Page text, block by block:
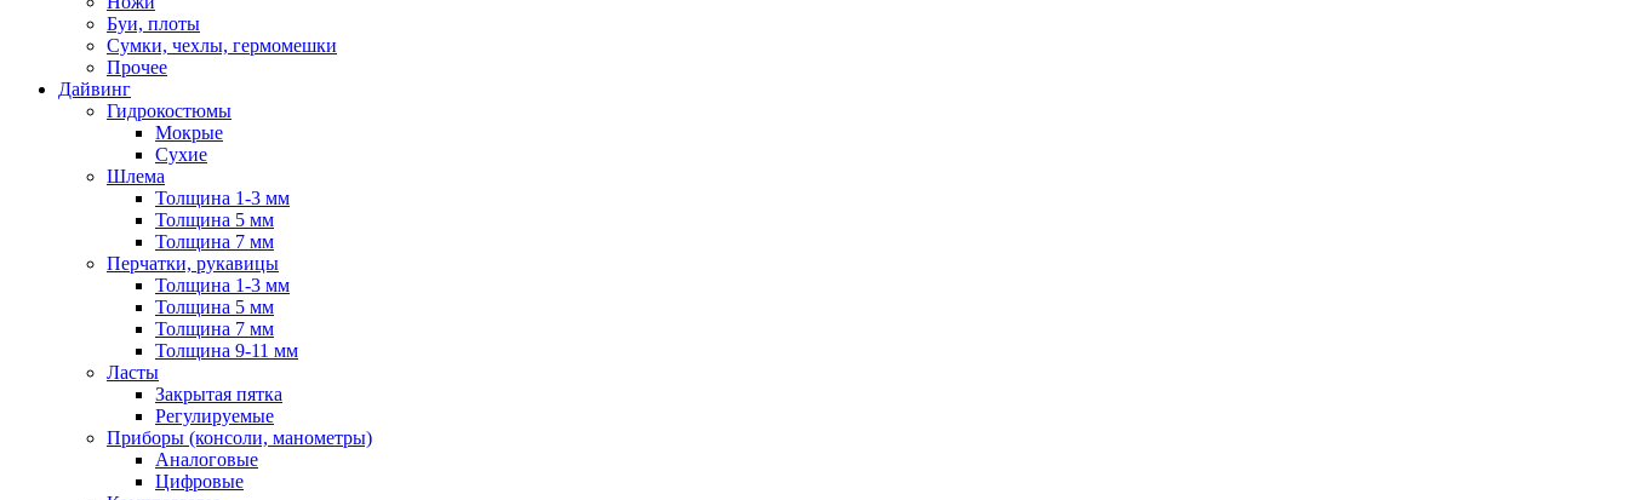
Буи, плоты
Сумки, чехлы, гермомешки
Прочее
Дайвинг
Гидрокостюмы
Мокрые
Сухие
Шлема
Толщина 1-3 мм
Толщина 5 мм
Толщина 7 мм
Перчатки, рукавицы
Толщина 1-3 мм
Толщина 5 мм
Толщина 7 мм
Толщина 9-11 мм
Ласты
Закрытая пятка
Регулируемые
Приборы (консоли, манометры)
Аналоговые
Цифровые